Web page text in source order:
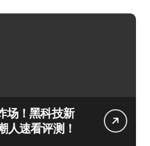
场！黑科技新
人速看评测！